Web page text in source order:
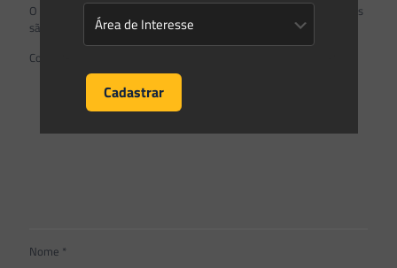
O seu endereço de e-mail não será publicado.
Campos obrigatórios
são marcados com*
Comentário
Nome *